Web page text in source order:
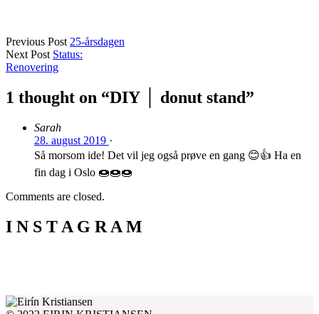
Previous Post 25-årsdagen
Next Post Status:
Renovering
1 thought on “DIY │ donut stand”
Sarah
28. august 2019 ·
Så morsom ide! Det vil jeg også prøve en gang 😊👍 Ha en
fin dag i Oslo 🍩🍩🍩
Comments are closed.
I N S T A G R A M